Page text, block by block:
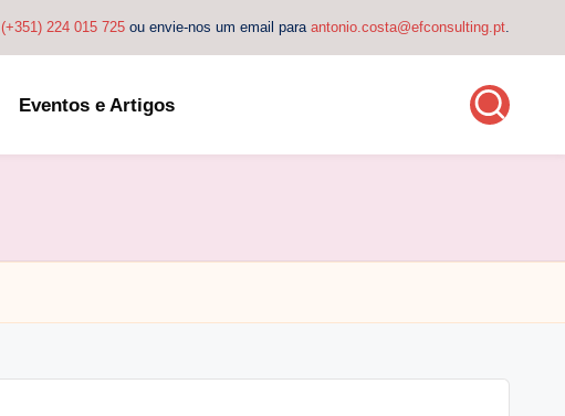
(+351) 224 015 725 ou envie-nos um email para antonio.costa@efconsulting.pt.
Eventos e Artigos